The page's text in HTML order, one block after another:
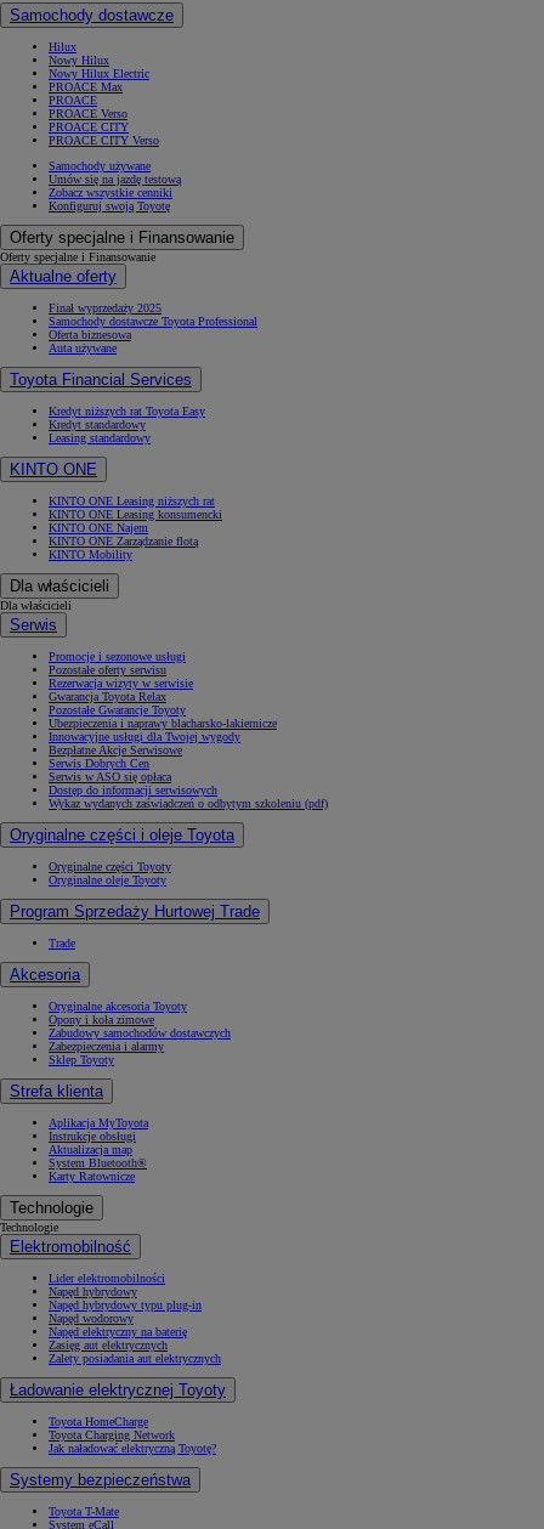
Samochody dostawcze
Hilux
Nowy Hilux
Nowy Hilux Electric
PROACE Max
PROACE
PROACE Verso
PROACE CITY
PROACE CITY Verso
Samochody używane
Umów się na jazdę testową
Zobacz wszystkie cenniki
Konfiguruj swoją Toyotę
Oferty specjalne i Finansowanie
Oferty specjalne i Finansowanie
Aktualne oferty
Finał wyprzedaży 2025
Samochody dostawcze Toyota Professional
Oferta biznesowa
Auta używane
Toyota Financial Services
Kredyt niższych rat Toyota Easy
Kredyt standardowy
Leasing standardowy
KINTO ONE
KINTO ONE Leasing niższych rat
KINTO ONE Leasing konsumencki
KINTO ONE Najem
KINTO ONE Zarządzanie flotą
KINTO Mobility
Dla właścicieli
Dla właścicieli
Serwis
Promocje i sezonowe usługi
Pozostałe oferty serwisu
Rezerwacja wizyty w serwisie
Gwarancja Toyota Relax
Pozostałe Gwarancje Toyoty
Ubezpieczenia i naprawy blacharsko-lakiernicze
Innowacyjne usługi dla Twojej wygody
Bezpłatne Akcje Serwisowe
Serwis Dobrych Cen
Serwis w ASO się opłaca
Dostęp do informacji serwisowych
Wykaz wydanych zaświadczeń o odbytym szkoleniu (pdf)
Oryginalne części i oleje Toyota
Oryginalne części Toyoty
Oryginalne oleje Toyoty
Program Sprzedaży Hurtowej Trade
Trade
Akcesoria
Oryginalne akcesoria Toyoty
Opony i koła zimowe
Zabudowy samochodów dostawczych
Zabezpieczenia i alarmy
Sklep Toyoty
Strefa klienta
Aplikacja MyToyota
Instrukcje obsługi
Aktualizacja map
System Bluetooth®
Karty Ratownicze
Technologie
Technologie
Elektromobilność
Lider elektromobilności
Napęd hybrydowy
Napęd hybrydowy typu plug-in
Napęd wodorowy
Napęd elektryczny na baterię
Zasięg aut elektrycznych
Zalety posiadania aut elektrycznych
Ładowanie elektrycznej Toyoty
Toyota HomeCharge
Toyota Charging Network
Jak naładować elektryczną Toyotę?
Systemy bezpieczeństwa
Toyota T-Mate
System eCall